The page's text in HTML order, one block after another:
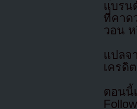
แบรน
ที่คาด
วอน
แปล
เครดิ
ตอนนี้